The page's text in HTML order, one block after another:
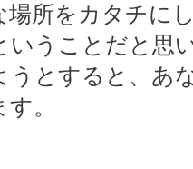
場所をカタチに
いうことだと思
うとすると、あ
。